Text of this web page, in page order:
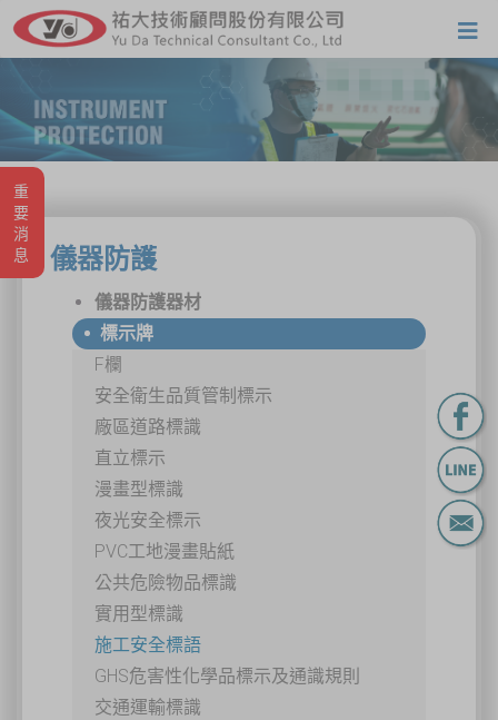
重要消息 儀器防護
儀器防護器材
標示牌
F欄
安全衛生品質管制標示
廠區道路標識
直立標示
漫畫型標識
夜光安全標示
PVC工地漫畫貼紙
公共危險物品標識
實用型標識
施工安全標語
GHS危害性化學品標示及通識規則
交通運輸標識